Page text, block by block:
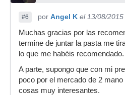
#6 por Angel K el 13/08/2015
Muchas gracias por las
termine de juntar la pasta me
lo que me habéis recomendado.
A parte, supongo que con mi
poco por el mercado de 2
cosas muy interesantes.